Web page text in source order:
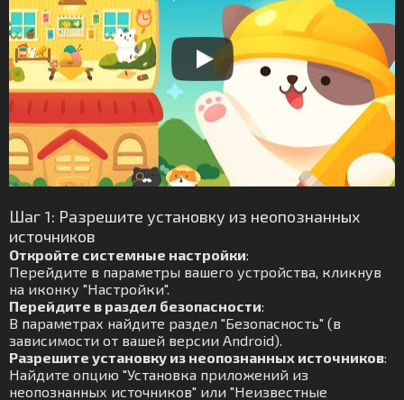
Шаг 1: Разрешите установку из неопознанных
источников
Откройте системные настройки:
Перейдите в параметры вашего устройства, кликнув
на иконку "Настройки".
Перейдите в раздел безопасности:
В параметрах найдите раздел "Безопасность" (в
зависимости от вашей версии Android).
Разрешите установку из неопознанных источников:
Найдите опцию "Установка приложений из
неопознанных источников" или "Неизвестные